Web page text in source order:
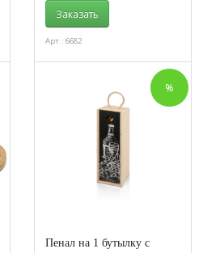
Заказать
Арт.: 6682
%
Пенал на 1 бутылку с